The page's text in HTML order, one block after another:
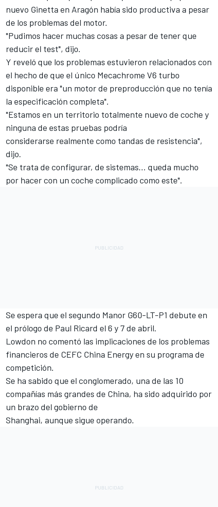
nuevo Ginetta en Aragón había sido productiva a pesar
de los problemas del motor.
"Pudimos hacer muchas cosas a pesar de tener que
reducir el test", dijo.
Y reveló que los problemas estuvieron relacionados con
el hecho de que el único Mecachrome V6 turbo
disponible era "un motor de preproducción que no tenía
la especificación completa".
"Estamos en un territorio totalmente nuevo de coche y
ninguna de estas pruebas podría
considerarse realmente como tandas de resistencia",
dijo.
"Se trata de configurar, de sistemas... queda mucho
por hacer con un coche complicado como este".
Se espera que el segundo Manor G60-LT-P1 debute en
el prólogo de Paul Ricard el 6 y 7 de abril.
Lowdon no comentó las implicaciones de los problemas
financieros de CEFC China Energy en su programa de
competición.
Se ha sabido que el conglomerado, una de las 10
compañías más grandes de China, ha sido adquirido por
un brazo del gobierno de
Shanghai, aunque sigue operando.